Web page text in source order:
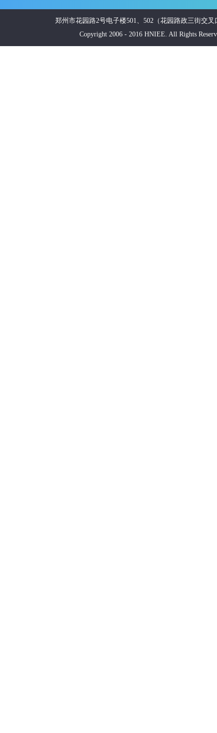
郑州市花园路2号电子楼501、502（花园路政三街交叉
Copyright 2006 - 2016 HNIEE. All Rights